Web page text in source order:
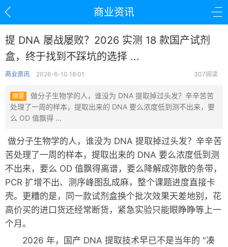
商业资讯
提 DNA 屡战屡败？2026 实测 18 款国产试剂
盒，终于找到不踩坑的选择 ...
商业资讯 2026-6-10 18:01 307阅读
摘要
做分子生物学的人，谁没为 DNA 提取掉过头发？辛辛苦苦
处理了一周的样本，提取出来的 DNA 要么浓度低到测不出来，要
么 OD 值飘得 ...
做分子生物学的人，谁没为 DNA 提取掉过头发？辛辛苦
苦处理了一周的样本，提取出来的 DNA 要么浓度低到测
不出来，要么 OD 值飘得离谱，要么降解成弥散的条带，
PCR 扩增不出、测序峰图乱成麻，整个课题进度直接卡
壳。更糟的是，同一款试剂盒换个批次效果天差地别，花
高价买的进口货还经常断货，紧急实验只能眼睁睁等上一
个月。
2026 年，国产 DNA 提取技术早已不是当年的 "凑